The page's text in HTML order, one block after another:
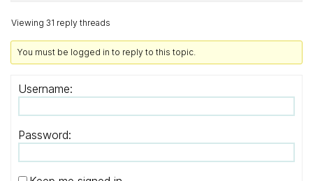
Viewing 31 reply threads
You must be logged in to reply to this topic.
Username:
Password: